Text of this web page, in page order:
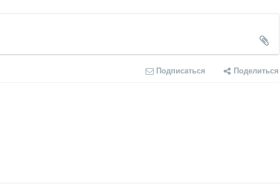
Подписаться Поделиться